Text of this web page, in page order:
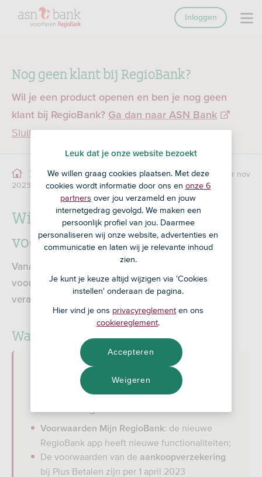
Nog geen klant bij RegioBank?
Wil je een product openen en ben je nog geen
klant bij RegioBank? Ga dan naar ASN Bank
Sluiten
Inloggen
Voorwaarden Particulier
Voorwaarden particulier nov
2023
Wijziging tarieven en
voorwaarden 2023
Vanaf 1 november 2023 wijzigen de tarieven en
voorwaarden van onze rekening(en). Lees wat er
verandert.
Wat verandert er?
Voorwaarden Mijn RegioBank: de nieuwe
RegioBank app heeft nieuwe functionaliteiten;
De voorwaarden van de aankoopverzekering
bij Plus Betalen zijn per 1 april 2023
Leuk dat je onze website bezoekt
We willen graag cookies plaatsen. Met deze
cookies wordt informatie door ons en onze 6
partners over jou verzameld en jouw
internetgedrag gevolgd. We maken een
persoonlijk profiel van jou. Daarmee
personaliseren wij onze website, advertenties en
communicatie en laten wij je relevante inhoud
zien.
Je kunt je keuze altijd wijzigen via 'Cookies
instellen' onderaan de pagina.
Hier vind je ons privacyreglement en ons
cookiereglement.
Weigeren
Accepteren